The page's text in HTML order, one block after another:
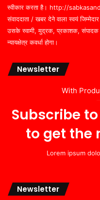
स्वीकार करता है। http://
संवाददाता / खबर देने वाला स्वयं
उसके स्वामी, मुद्रक, प्रकाशक, संपादक
न्यायक्षेत्र कवर्धा होगा।
Newsletter
With
Subscribe
to get the
Lorem ipsum
Newsletter